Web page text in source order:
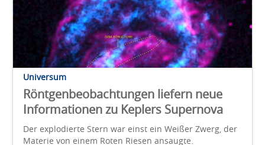
Universum
Röntgenbeobachtungen liefern neue
Informationen zu Keplers Supernova
Der explodierte Stern war einst ein Weißer Zwerg, der
Materie von einem Roten Riesen ansaugte.